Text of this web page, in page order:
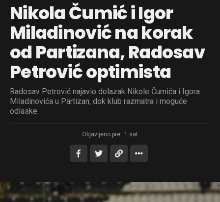
Nikola Čumić i Igor
Miladinović na korak
od Partizana, Radosav
Petrović optimista
Radosav Petrović najavio dolazak Nikole Čumića i Igora
Miladinovića u Partizan, dok klub razmatra i moguće
odlaske.
Objavljeno pre: 1 sat